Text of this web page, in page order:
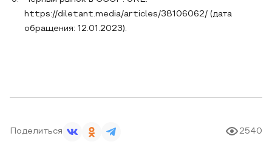
https://diletant.media/articles/38106062/ (дата
обращения: 12.01.2023).
Поделиться 2540